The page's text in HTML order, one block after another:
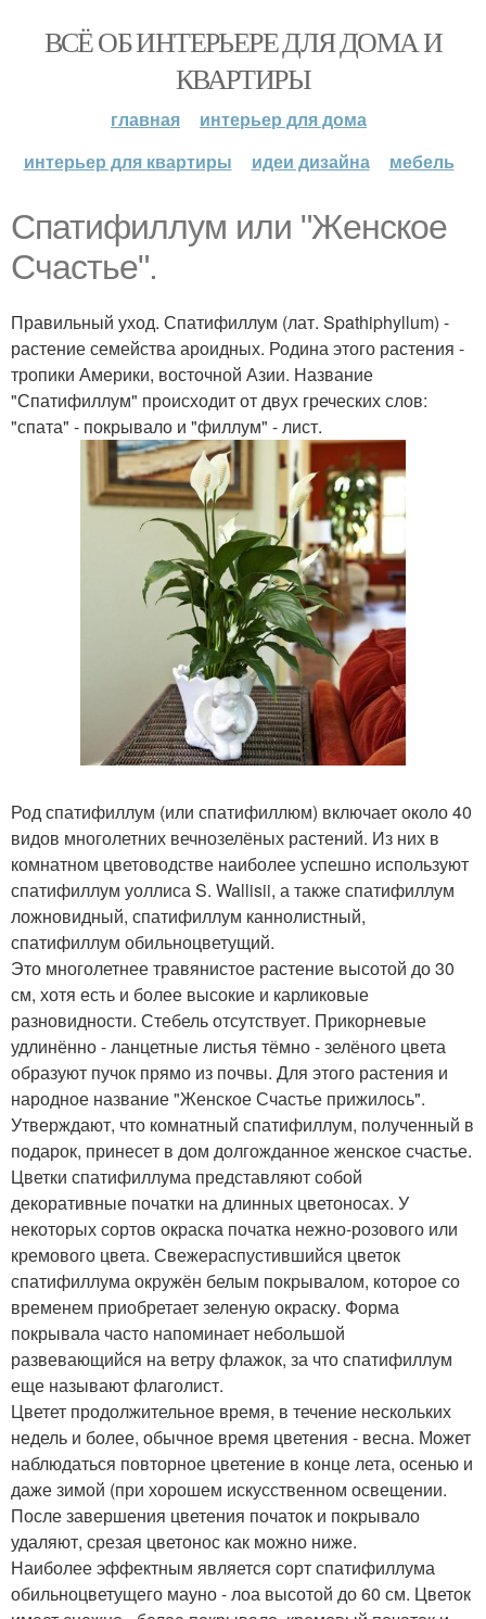
ВСЁ ОБ ИНТЕРЬЕРЕ ДЛЯ ДОМА И
КВАРТИРЫ
главная
интерьер для дома
интерьер для квартиры
идеи дизайна мебель
Спатифиллум или "Женское
Счастье".
Правильный уход. Спатифиллум (лат. Spathiphyllum) -
растение семейства ароидных. Родина этого растения -
тропики Америки, восточной Азии. Название
"Спатифиллум" происходит от двух греческих слов:
"спата" - покрывало и "филлум" - лист.
Род спатифиллум (или спатифиллюм) включает около 40
видов многолетних вечнозелёных растений. Из них в
комнатном цветоводстве наиболее успешно используют
спатифиллум уоллиса S. Wallisii, а также спатифиллум
ложновидный, спатифиллум каннолистный,
спатифиллум обильноцветущий.
Это многолетнее травянистое растение высотой до 30
см, хотя есть и более высокие и карликовые
разновидности. Стебель отсутствует. Прикорневые
удлинённо - ланцетные листья тёмно - зелёного цвета
образуют пучок прямо из почвы. Для этого растения и
народное название "Женское Счастье прижилось".
Утверждают, что комнатный спатифиллум, полученный в
подарок, принесет в дом долгожданное женское счастье.
Цветки спатифиллума представляют собой
декоративные початки на длинных цветоносах. У
некоторых сортов окраска початка нежно-розового или
кремового цвета. Свежераспустившийся цветок
спатифиллума окружён белым покрывалом, которое со
временем приобретает зеленую окраску. Форма
покрывала часто напоминает небольшой
развевающийся на ветру флажок, за что спатифиллум
еще называют флаголист.
Цветет продолжительное время, в течение нескольких
недель и более, обычное время цветения - весна. Может
наблюдаться повторное цветение в конце лета, осенью и
даже зимой (при хорошем искусственном освещении.
После завершения цветения початок и покрывало
удаляют, срезая цветонос как можно ниже.
Наиболее эффектным является сорт спатифиллума
обильноцветущего мауно - лоа высотой до 60 см. Цветок